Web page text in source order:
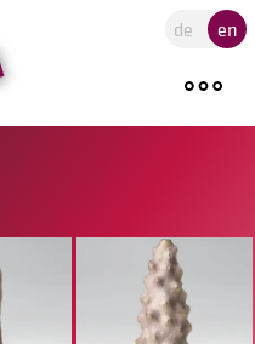
Go to the main region of the
de en